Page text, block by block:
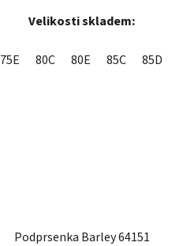
Velikosti skladem:
75E 80C 80E 85C 85D
Podprsenka Barley 64151